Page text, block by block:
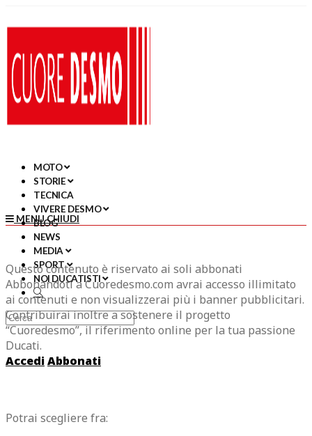
MOTO
STORIE
TECNICA
VIVERE DESMO
BLOG
NEWS
MEDIA
SPORT
NOI DUCATISTI
MENUCHIUDI
Questo contenuto è riservato ai soli abbonati
Abbonandoti a Cuoredesmo.com avrai accesso illimitato
ai contenuti e non visualizzerai più i banner pubblicitari.
Contribuirai inoltre a sostenere il progetto
“Cuoredesmo”, il riferimento online per la tua passione
Ducati.
AccediAbbonati
Potrai scegliere fra: